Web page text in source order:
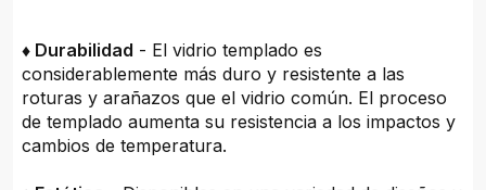
♦ Durabilidad - El vidrio templado es
considerablemente más duro y resistente a las
roturas y arañazos que el vidrio común. El proceso
de templado aumenta su resistencia a los impactos y
cambios de temperatura.